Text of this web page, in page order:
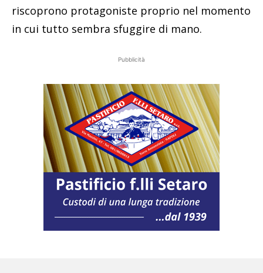
riscoprono protagoniste proprio nel momento
in cui tutto sembra sfuggire di mano.
Pubblicità